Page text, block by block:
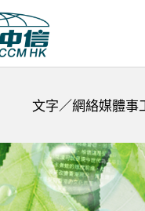
文字／網絡媒體事